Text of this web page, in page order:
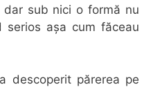
dar sub nici o formă nu
așa cum făceau
descoperit părerea pe